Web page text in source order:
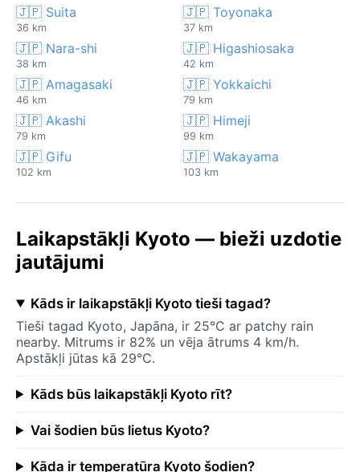
🇯🇵 Suita
36 km
🇯🇵 Toyonaka
37 km
🇯🇵 Nara-shi
38 km
🇯🇵 Higashiosaka
42 km
🇯🇵 Amagasaki
46 km
🇯🇵 Yokkaichi
79 km
🇯🇵 Akashi
79 km
🇯🇵 Himeji
99 km
🇯🇵 Gifu
102 km
🇯🇵 Wakayama
103 km
Laikapstākļi Kyoto — bieži uzdotie
jautājumi
Kāds ir laikapstākļi Kyoto tieši tagad?
Tieši tagad Kyoto, Japāna, ir 25°C ar patchy rain
nearby. Mitrums ir 82% un vēja ātrums 4 km/h.
Apstākļi jūtas kā 29°C.
Kāds būs laikapstākļi Kyoto rīt?
Vai šodien būs lietus Kyoto?
Kāda ir temperatūra Kyoto šodien?